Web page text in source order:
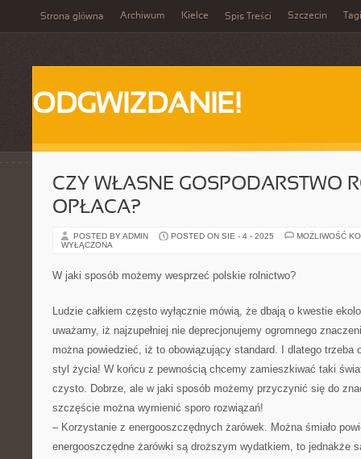
Strona główna Archiwum Kielce Spis Treści Szczecin Tagi
ODGWIZDANIE!
CZY WŁASNE GOSPODARSTWO
OPŁACA?
POSTED BY ADMIN POSTED ON SIE - 4 - 2025
MOŻLIWOŚĆ
WYŁĄCZONA
W jaki sposób możemy wesprzeć polskie rolnictwo?
Ludzie całkiem często wyłącznie mówią, że dbają o kwestie
uważamy, iż najzupełniej nie deprecjonujemy ogromnego
można powiedzieć, iż to obowiązujący standard. I dlatego trzeba
styl życia! W końcu z pewnością chcemy zamieszkiwać taki
czysto. Dobrze, ale w jaki sposób możemy przyczynić się do
szczęście można wymienić sporo rozwiązań!
– Korzystanie z energooszczędnych żarówek. Można śmiało
energooszczędne żarówki są droższym wydatkiem, to jednakże